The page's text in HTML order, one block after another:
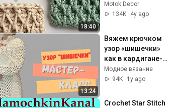
18:40
Motok Decor
134K
4y ago
13:24
Вяжем крючком
узор «шишечки»
как в кардигане-
пальто у
Анжелины Джоли!
#узоркрючком
Модное вязание
94K
1y ago
Crochet Star Stitch